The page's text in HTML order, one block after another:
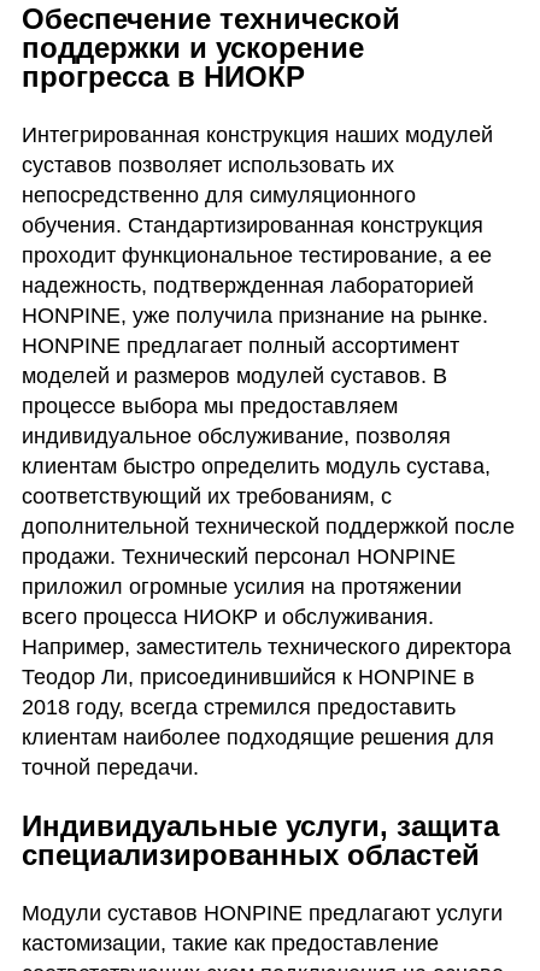
Обеспечение технической
поддержки и ускорение
прогресса в НИОКР
Интегрированная конструкция наших модулей
суставов позволяет использовать их
непосредственно для симуляционного
обучения. Стандартизированная конструкция
проходит функциональное тестирование, а ее
надежность, подтвержденная лабораторией
HONPINE, уже получила признание на рынке.
HONPINE предлагает полный ассортимент
моделей и размеров модулей суставов. В
процессе выбора мы предоставляем
индивидуальное обслуживание, позволяя
клиентам быстро определить модуль сустава,
соответствующий их требованиям, с
дополнительной технической поддержкой после
продажи. Технический персонал HONPINE
приложил огромные усилия на протяжении
всего процесса НИОКР и обслуживания.
Например, заместитель технического директора
Теодор Ли, присоединившийся к HONPINE в
2018 году, всегда стремился предоставить
клиентам наиболее подходящие решения для
точной передачи.
Индивидуальные услуги, защита
специализированных областей
Модули суставов HONPINE предлагают услуги
кастомизации, такие как предоставление